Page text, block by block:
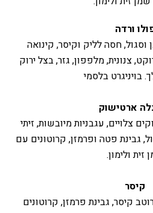
ורדה
וסגול, חסה לליק וקיסר, קינואה
צנונית, מלפפון, גזר, בצל ירוק
בויניגרט בלסמי
ארטישוק
צלויים, עגבניות מיובשות, זיתי
גבינת פטה ופרמזן, קרוטונים עם
זית ולימון.
קיסר
קיסר, גבינת פרמזן, קרוטונים